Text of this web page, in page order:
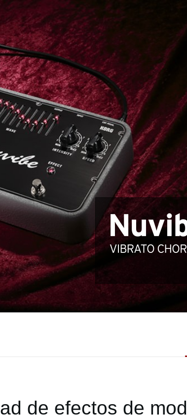
de efectos de